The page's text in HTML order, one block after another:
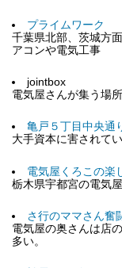
プライムワーク
千葉県北部、茨城方
アコンや電気工事
jointbox
電気屋さんが集う場所
亀戸５丁目中央通
大手資本に害されて
電気屋くろこの楽
栃木県宇都宮の電気
さ行のママさん奮
電気屋の奥さんは店
多い。